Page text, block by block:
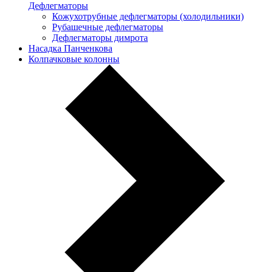
Дефлегматоры
Кожухотрубные дефлегматоры (холодильники)
Рубашечные дефлегматоры
Дефлегматоры димрота
Насадка Панченкова
Колпачковые колонны